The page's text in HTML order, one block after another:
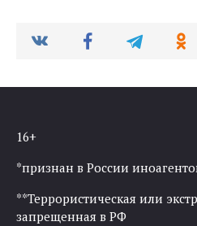
16+
*признан в России
**Террористическая или
запрещенная в РФ